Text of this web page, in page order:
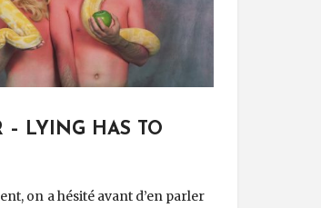
– LYING HAS TO
on a hésité avant d’en parler